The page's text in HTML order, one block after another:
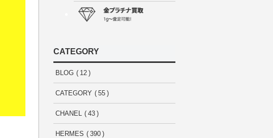
CATEGORY
BLOG 12
CATEGORY 55
CHANEL 43
HERMES 390